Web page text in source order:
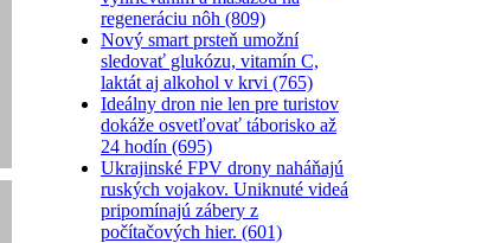
regeneráciu nôh (809)
Nový smart prsteň umožní
sledovať glukózu, vitamín C,
laktát aj alkohol v krvi (765)
Ideálny dron nie len pre turistov
dokáže osvetľovať táborisko až
24 hodín (695)
Ukrajinské FPV drony naháňajú
ruských vojakov. Uniknuté videá
pripomínajú zábery z
počítačových hier. (601)